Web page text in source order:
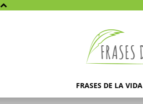
FRASES DE LA VIDA